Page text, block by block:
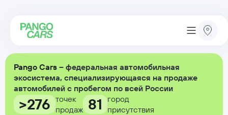
Pango Cars – федеральная автомобильная
экосистема, специализирующаяся на продаже
автомобилей с пробегом по всей России
>276 точек
продаж 81
город
присутствия